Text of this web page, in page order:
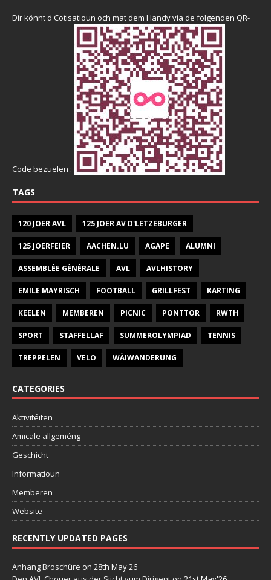
Dir könnt d'Cotisatioun och mat dem Handy via de folgenden QR-
Code bezuelen :
TAGS
120 JOER AVL 125 JOER AV D'LETZEBURGER
125 JOERFEIER AACHEN.LU AGAPE ALUMNI
ASSEMBLÉE GÉNÉRALE AVL AVLHISTORY
EMILE MAYRISCH FOOTBALL GRILLFEST KARTING
KEELEN MEMBEREN PICNIC PONTTOR RWTH
SPORT STAFFELLAF SUMMEROLYMPIAD TENNIS
TREPPELEN VELO WÄIWANDERUNG
CATEGORIES
Aktivitéiten
Amicale allgeméng
Geschicht
Informatioun
Memberen
Website
RECENTLY UPDATED PAGES
Anhang Broschüre on 28th May'26